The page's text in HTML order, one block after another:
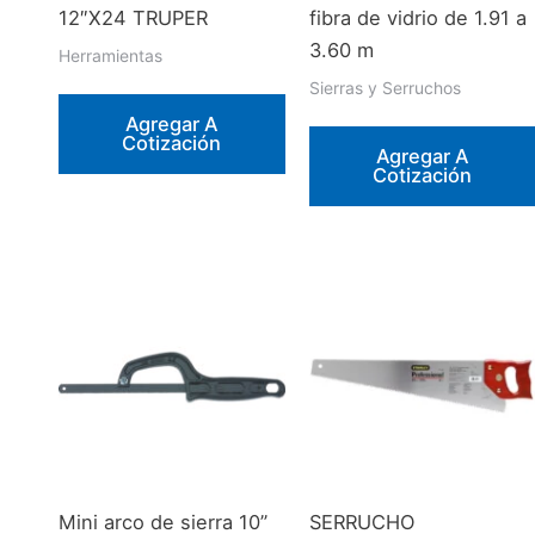
12″X24 TRUPER
Herramientas
Agregar A
Cotización
fibra de vidrio de 1.91 a
3.60 m
Sierras y Serruchos
Agregar A
Cotización
Mini arco de sierra 10”
SERRUCHO